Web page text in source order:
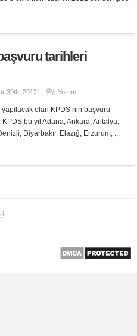
tarihleri
30th, 2012 Yorum
yapılacak olan KPDS’nin başvuru
KPDS bu yıl Adana, Ankara, Antalya,
Diyarbakır, Elazığ, Erzurum, ...